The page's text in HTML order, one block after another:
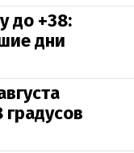
до +38:
дни
градусов